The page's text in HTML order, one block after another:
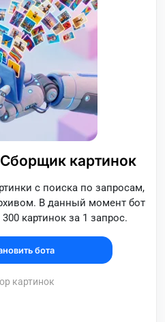
картинок
с поиска по запросам,
В данный момент бот
картинок за 1 запрос.
бота
картинок